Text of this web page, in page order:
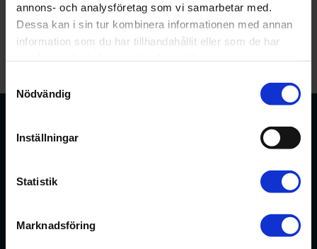
annons- och analysföretag som vi samarbetar med.
Dessa kan i sin tur kombinera informationen med annan
information som du har tillhandahållit eller som de har
Nödvändig
Inställningar
Statistik
Marknadsföring